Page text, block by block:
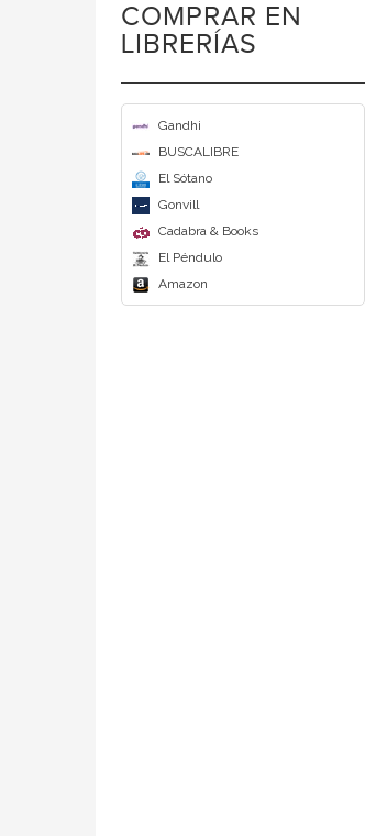
COMPRAR EN
LIBRERÍAS
Gandhi
BUSCALIBRE
El Sótano
Gonvill
Cadabra & Books
El Péndulo
Amazon